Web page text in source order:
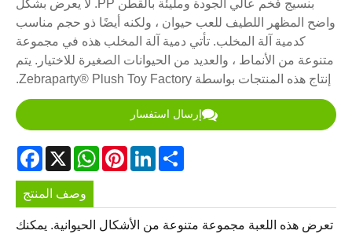
بنسيج فخم عالي الجودة ومليئة بالقطن PP. لا يعرض بشكل
واضح المظهر اللطيف للعب حيوان ، ولكنه أيضًا ذو حجم مناسب
كدمية آلة المخلب. تأتي دمية آلة المخلب هذه في مجموعة
متنوعة من الأنماط ، والعديد من الحيوانات الصغيرة للاختيار. يتم
إنتاج هذه المنتجات بواسطة Zebraparty® Plush Toy Factory.
إرسال استفسار
X
WhatsAppPinterestLinkedInShare
وصف المنتج
تعرض هذه اللعبة مجموعة متنوعة من الأشكال الحيوانية. يمكنك